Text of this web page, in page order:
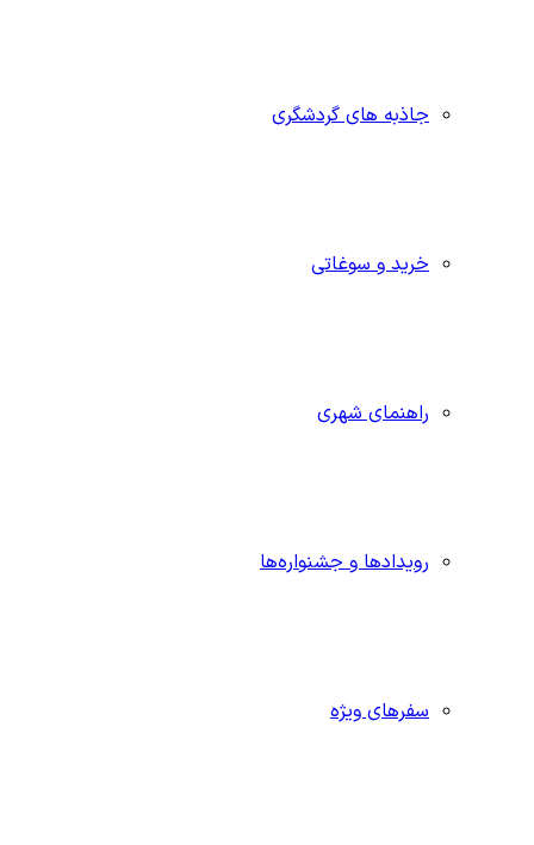
جاذبه‌ های گردشگری
خرید و سوغاتی
راهنمای شهری
رویدادها و جشنواره‌ها
سفرهای ویژه